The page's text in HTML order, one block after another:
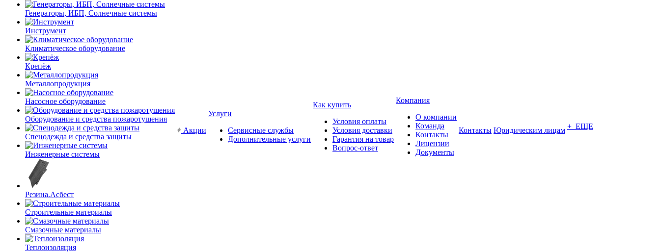
Генераторы, ИБП, Солнечные системы
Инструмент
Климатическое оборудование
Крепёж
Металлопродукция
Насосное оборудование
Оборудование и средства пожаротушения
Спецодежда и средства защиты
Инженерные системы
Резина.Асбест
Строительные материалы
Смазочные материалы
Теплоизоляция
Акции
Услуги
Сервисные службы
Дополнительные услуги
Как купить
Условия оплаты
Условия доставки
Гарантия на товар
Вопрос-ответ
Компания
О компании
Команда
Контакты
Лицензии
Документы
Контакты Юридическим лицам + ЕЩЕ